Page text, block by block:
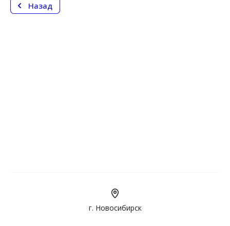
Назад
г. Новосибирск